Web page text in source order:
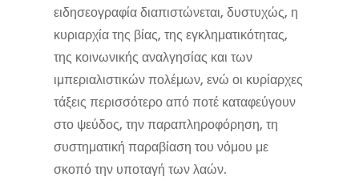
ειδησεογραφία διαπιστώνεται, δυστυχώς, η
κυριαρχία της βίας, της εγκληματικότητας,
της κοινωνικής αναλγησίας και των
ιμπεριαλιστικών πολέμων, ενώ οι κυρίαρχες
τάξεις περισσότερο από ποτέ καταφεύγουν
στο ψεύδος, την παραπληροφόρηση, τη
συστηματική παραβίαση του νόμου με
σκοπό την υποταγή των λαών.